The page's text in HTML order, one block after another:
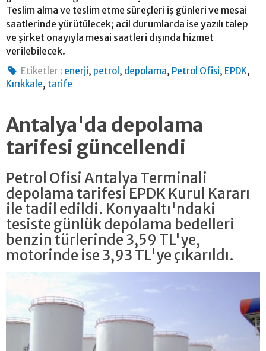
Teslim alma ve teslim etme süreçleri iş günleri ve mesai
saatlerinde yürütülecek; acil durumlarda ise yazılı talep
ve şirket onayıyla mesai saatleri dışında hizmet
verilebilecek.
Etiketler : enerji, petrol , depolama, Petrol Ofisi, EPDK,
Kırıkkale, tarife
Antalya'da depolama
tarifesi güncellendi
Petrol Ofisi Antalya Terminali
depolama tarifesi EPDK Kurul Kararı
ile tadil edildi. Konyaaltı'ndaki
tesiste günlük depolama bedelleri
benzin türlerinde 3,59 TL'ye,
motorinde ise 3,93 TL'ye çıkarıldı.